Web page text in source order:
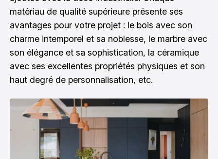
matériau de qualité supérieure présente ses
avantages pour votre projet : le bois avec son
charme intemporel et sa noblesse, le marbre avec
son élégance et sa sophistication, la céramique
avec ses excellentes propriétés physiques et son
haut degré de personnalisation, etc.